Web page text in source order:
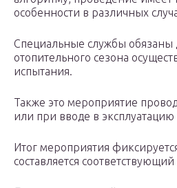
особенности в различных
Специальные службы обязаны
отопительного сезона
испытания.
Также это мероприятие
или при вводе в
Итог мероприятия
составляется соответствующий